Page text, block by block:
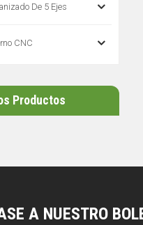
De 5 Ejes
CNC
Productos
A NUESTRO